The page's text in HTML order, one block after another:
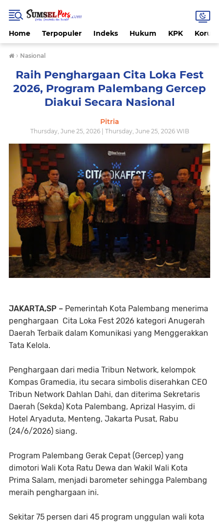
Home Terpopuler Indeks Hukum KPK
› Nasional
Raih Penghargaan Cita Loka Fest
2026, Program Palembang Gercep
Diakui Secara Nasional
Pitria
Thursday, June 25, 2026 | Thursday, June 25, 2026 WIB
JAKARTA,SP – Pemerintah Kota Palembang menerima
penghargaan Cita Loka Fest 2026 kategori Anugerah
Daerah Terbaik dalam Komunikasi yang Menggerakkan
Tata Kelola.
Penghargaan dari media Tribun Network, kelompok
Kompas Gramedia, itu secara simbolis diserahkan CEO
Tribun Network Dahlan Dahi, dan diterima Sekretaris
Daerah (Sekda) Kota Palembang, Aprizal Hasyim, di
Hotel Aryaduta, Menteng, Jakarta Pusat, Rabu
(24/6/2026) siang.
Program Palembang Gerak Cepat (Gercep) yang
dimotori Wali Kota Ratu Dewa dan Wakil Wali Kota
Prima Salam, menjadi barometer sehingga Palembang
meraih penghargaan ini.
Sekitar 75 persen dari 45 program unggulan wali kota